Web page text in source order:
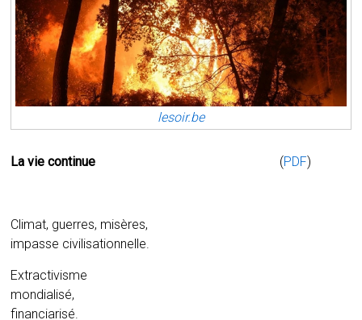
lesoir.be
La vie continue (PDF)
Climat, guerres, misères,
impasse civilisationnelle.
Extractivisme
mondialisé,
financiarisé.